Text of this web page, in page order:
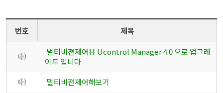
번호
제목
멀티비젼제어용 Ucontrol Manager 4.0 으로 업그레
이드 입니다
멀티비젼제어해보기